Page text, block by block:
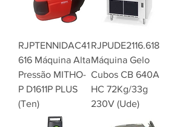
RJPTENNIDAC41
616 Máquina Alta
Pressão MITHO-
P D1611P PLUS
(Ten)
RJPUDE2116.618
Máquina Gelo
Cubos CB 640A
HC 72Kg/33g
230V (Ude)